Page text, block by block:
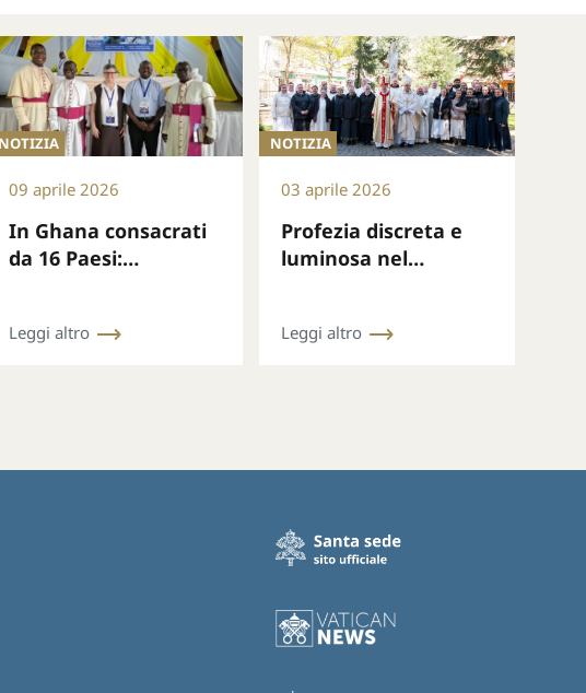
NOTIZIA
09 aprile 2026
In Ghana consacrati
da 16 Paesi:
speranza
Leggi altro
NOTIZIA
03 aprile 2026
Profezia discreta e
luminosa nel
Leggi altro